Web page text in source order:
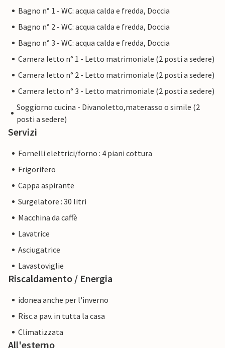
Bagno n° 1 - WC: acqua calda e fredda, Doccia
Bagno n° 2 - WC: acqua calda e fredda, Doccia
Bagno n° 3 - WC: acqua calda e fredda, Doccia
Camera letto n° 1 - Letto matrimoniale (2 posti a sedere)
Camera letto n° 2 - Letto matrimoniale (2 posti a sedere)
Camera letto n° 3 - Letto matrimoniale (2 posti a sedere)
Soggiorno cucina - Divanoletto,materasso o simile (2
posti a sedere)
Servizi
Fornelli elettrici/forno : 4 piani cottura
Frigorifero
Cappa aspirante
Surgelatore : 30 litri
Macchina da caffè
Lavatrice
Asciugatrice
Lavastoviglie
Riscaldamento / Energia
idonea anche per l'inverno
Risc.a pav. in tutta la casa
Climatizzata
All'esterno